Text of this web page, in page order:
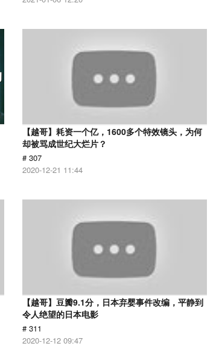
【越哥】耗资一个亿，1600多个特效镜头，为何
却被骂成世纪大烂片？
# 307
2020-12-21 11:44
【越哥】豆瓣9.1分，日本弃婴事件改编，平静到
令人绝望的日本电影
# 311
2020-12-12 09:47